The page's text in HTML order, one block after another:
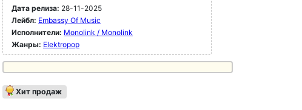
Дата релиза: 28-11-2025
Лейбл: Embassy Of Music
Исполнители: Monolink / Monolink
Жанры: Elektropop
Хит продаж